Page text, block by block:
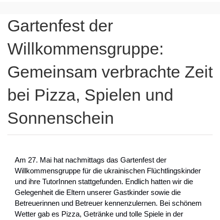
Gartenfest der
Willkommensgruppe:
Gemeinsam verbrachte Zeit
bei Pizza, Spielen und
Sonnenschein
Am 27. Mai hat nachmittags das Gartenfest der
Willkommensgruppe für die ukrainischen Flüchtlingskinder
und ihre TutorInnen stattgefunden. Endlich hatten wir die
Gelegenheit die Eltern unserer Gastkinder sowie die
Betreuerinnen und Betreuer kennenzulernen. Bei schönem
Wetter gab es Pizza, Getränke und tolle Spiele in der